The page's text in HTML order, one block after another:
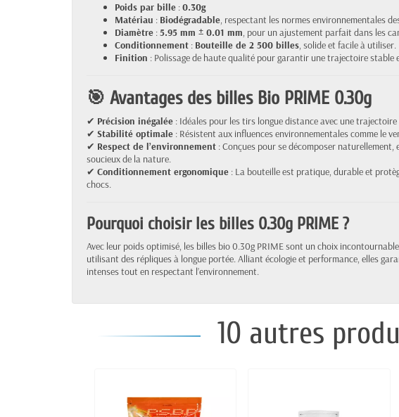
Poids par bille :0.30g
Matériau : Biodégradable, respectant les normes environnementales
Diamètre :5.95 mm ± 0.01 mm, pour un ajustement parfait dans les
Conditionnement : Bouteille de 2 500 billes, solide et facile à utiliser.
Finition : Polissage de haute qualité pour garantir une trajectoire
🎯 Avantages des billes Bio PRIME 0.30g
✔ Précision inégalée : Idéales pour les tirs longue distance avec une
✔ Stabilité optimale : Résistent aux influences environnementales comme le
✔ Respect de l’environnement : Conçues pour se décomposer
soucieux de la nature.
✔ Conditionnement ergonomique : La bouteille est pratique, durable et
chocs.
Pourquoi choisir les billes 0.30g PRIME ?
Avec leur poids optimisé, les billes bio 0.30g PRIME sont un choix
utilisant des répliques à longue portée. Alliant écologie et performance, elles
intenses tout en respectant l’environnement.
10 autres